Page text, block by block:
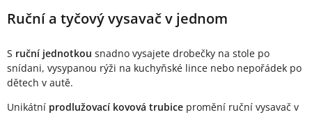
Ruční a tyčový vysavač v jednom
S ruční jednotkou snadno vysajete drobečky na stole po
snídani, vysypanou rýži na kuchyňské lince nebo nepořádek po
dětech v autě.
Unikátní prodlužovací kovová trubice promění ruční vysavač v